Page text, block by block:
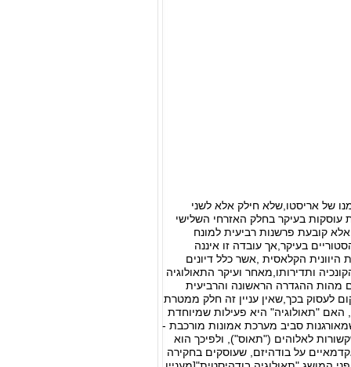
של אריסטו,שלא חילק אלא לשני
עוסקות בעיקר בחלק האזרחי השלישי
קובעת פרשנות רביעית למונח
בעיקר,אך עובדה זו איננה
הקלאסית ,אשר כלל דיונים
ותדירותו,מאחר ועיקר התאולוגיה
ההגדרה הראשונה והרביעית
לעסוק בכך,שאין עניין זה חלק ממטרת
האם "תאולוגיה" היא פעילות שמיוחדת
סביב מערכת אמונות מורכבת -
לאלוהים ("תאוס"), ולפיכך הוא
על בודהיזם, שעוסקים בחקירה